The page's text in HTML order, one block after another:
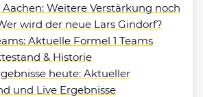
Weitere Verstärkung noch
wird der neue Lars Gindorf?
Aktuelle Formel 1 Teams
& Historie
heute: Aktueller
und Live Ergebnisse